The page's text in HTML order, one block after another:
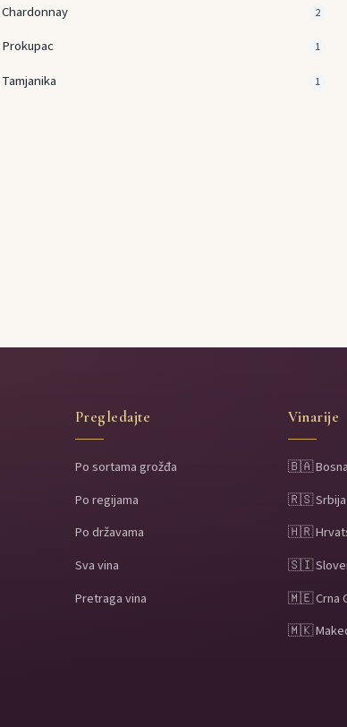
Chardonnay 2
Prokupac 1
Tamjanika 1
Pregledajte
Po sortama grožđa
Po regijama
Po državama
Sva vina
Pretraga vina
Vinarije
🇧🇦 Bosna
🇷🇸 Srbija
🇭🇷
🇸🇮
🇲🇪 Crna
🇲🇰